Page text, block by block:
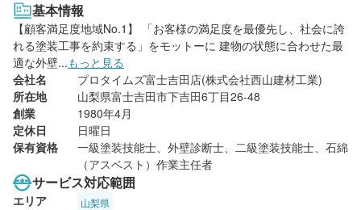
基本情報
【顧客満足度地域No.1】 「お客様の満足度を最優先し、社会に誇
れる塗装工事を約束する」をモットーに 建物の状態に合わせた最
適な外壁...もっと見る
会社名
プロタイムズ富士吉田店(株式会社西山建材工業)
所在地
山梨県富士吉田市下吉田6丁目26-48
創業
1980年4月
定休日
日曜日
保有資格
一級塗装技能士、外壁診断士、二級塗装技能士、石綿
（アスベスト）作業主任者
サービス対応範囲
エリア 山梨県